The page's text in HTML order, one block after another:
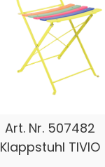
Art. Nr. 507482
Klappstuhl TIVIO